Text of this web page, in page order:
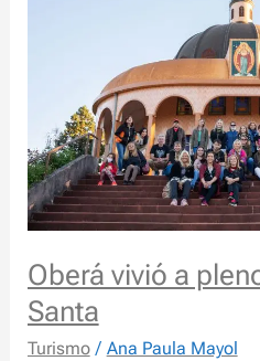
Oberá vivió a
Santa
Turismo/ Ana Paula Mayol
Santa